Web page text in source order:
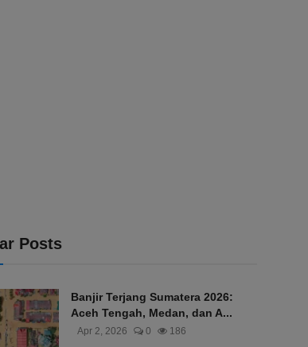
Posts
Banjir Terjang Sumatera 2026:
Aceh Tengah, Medan, dan A...
Apr 2, 2026 0 186